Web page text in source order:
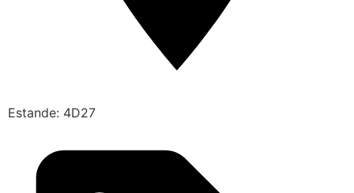
Estande: 4D27